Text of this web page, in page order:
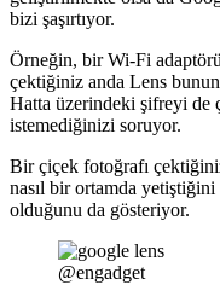
bizi şaşırtıyor.
Örneğin, bir Wi-Fi
çektiğiniz anda Lens
Hatta üzerindeki şifreyi de
istemediğinizi soruyor.
Bir çiçek fotoğrafı
nasıl bir ortamda yetiştiğini
olduğunu da gösteriyor.
@engadget